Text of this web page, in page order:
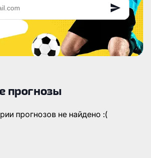
прогнозы
прогнозов не найдено :(